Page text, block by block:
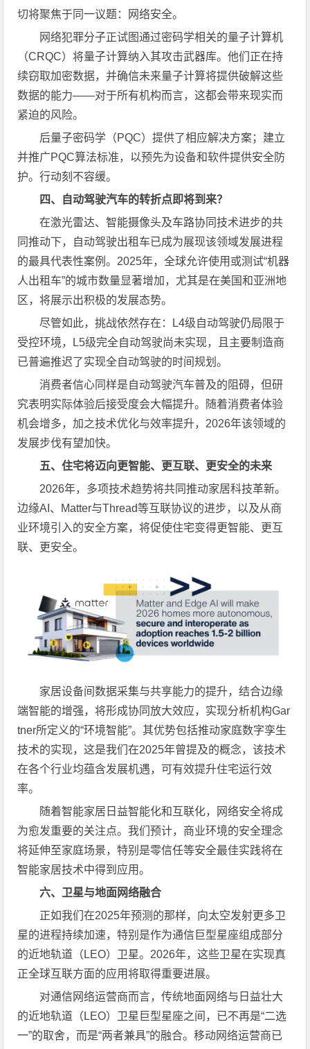
切将聚焦于同一议题：网络安全。
网络犯罪分子正试图通过密码学相关的量子计算机
（CRQC）将量子计算纳入其攻击武器库。他们正在持
续窃取加密数据，并确信未来量子计算将提供破解这些
数据的能力——对于所有机构而言，这都会带来现实而
紧迫的风险。
后量子密码学（PQC）提供了相应解决方案；建立
并推广PQC算法标准，以预先为设备和软件提供安全防
护。行动刻不容缓。
四、自动驾驶汽车的转折点即将到来？
在激光雷达、智能摄像头及车路协同技术进步的共
同推动下，自动驾驶出租车已成为展现该领域发展进程
的最具代表性案例。2025年，全球允许使用或测试“机器
人出租车”的城市数量显著增加，尤其是在美国和亚洲地
区，将展示出积极的发展态势。
尽管如此，挑战依然存在：L4级自动驾驶仍局限于
受控环境，L5级完全自动驾驶尚未实现，且主要制造商
已普遍推迟了实现全自动驾驶的时间规划。
消费者信心同样是自动驾驶汽车普及的阻碍，但研
究表明实际体验后接受度会大幅提升。随着消费者体验
机会增多，加之技术优化与效率提升，2026年该领域的
发展步伐有望加快。
五、住宅将迈向更智能、更互联、更安全的未来
2026年，多项技术趋势将共同推动家居科技革新。
边缘AI、Matter与Thread等互联协议的进步，以及从商
业环境引入的安全方案，将促使住宅变得更智能、更互
联、更安全。
家居设备间数据采集与共享能力的提升，结合边缘
端智能的增强，将形成协同放大效应，实现分析机构Gar
tner所定义的“环境智能”。其优势包括推动家庭数字孪生
技术的实现，这是我们在2025年曾提及的概念，该技术
在各个行业均蕴含发展机遇，可有效提升住宅运行效
率。
随着智能家居日益智能化和互联化，网络安全将成
为愈发重要的关注点。我们预计，商业环境的安全理念
将延伸至家庭场景，特别是零信任等安全最佳实践将在
智能家居技术中得到应用。
六、卫星与地面网络融合
正如我们在2025年预测的那样，向太空发射更多卫
星的进程持续加速，特别是作为通信巨型星座组成部分
的近地轨道（LEO）卫星。2026年，这些卫星在实现真
正全球互联方面的应用将取得重要进展。
对通信网络运营商而言，传统地面网络与日益壮大
的近地轨道（LEO）卫星巨型星座之间，已不再是“二选
一”的取舍，而是“两者兼具”的融合。移动网络运营商已